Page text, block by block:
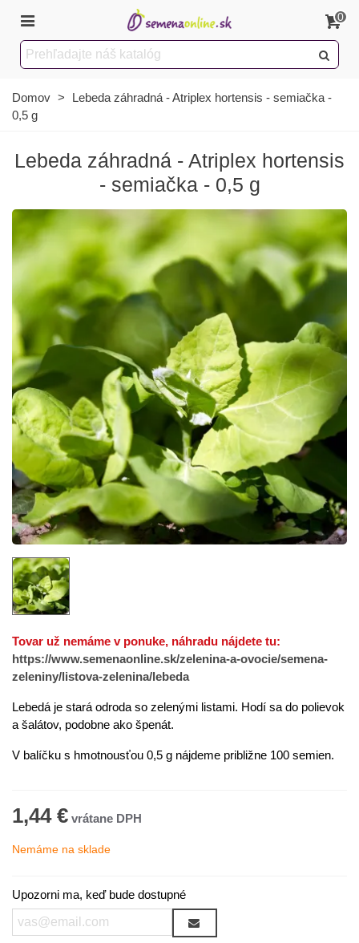
0
Domov >
Lebeda záhradná - Atriplex hortensis - semiačka -
0,5 g
Lebeda záhradná - Atriplex hortensis
- semiačka - 0,5 g
Tovar už nemáme v ponuke, náhradu nájdete tu:
https://www.semenaonline.sk/zelenina-a-ovocie/semena-
zeleniny/listova-zelenina/lebeda
Lebedá je stará odroda so zelenými listami. Hodí sa do polievok
a šalátov, podobne ako špenát.
V balíčku s hmotnousťou 0,5 g nájdeme približne 100 semien.
1,44 €
Nemáme na sklade
Upozorni ma, keď bude dostupné